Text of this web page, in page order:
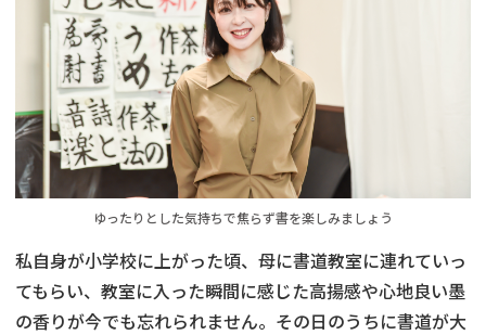
ゆったりとした気持ちで焦らず書を楽しみましょう
私自身が小学校に上がった頃、母に書道教室に連れていっ
てもらい、教室に入った瞬間に感じた高揚感や心地良い墨
の香りが今でも忘れられません。その日のうちに書道が大